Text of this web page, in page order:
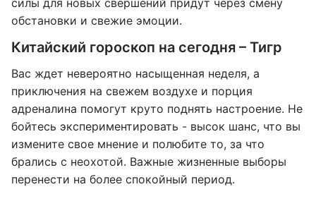
силы для новых свершений придут через смену
обстановки и свежие эмоции.
Китайский гороскоп на сегодня – Тигр
Вас ждет невероятно насыщенная неделя, а
приключения на свежем воздухе и порция
адреналина помогут круто поднять настроение. Не
бойтесь экспериментировать - высок шанс, что вы
измените свое мнение и полюбите то, за что
брались с неохотой. Важные жизненные выборы
перенести на более спокойный период.